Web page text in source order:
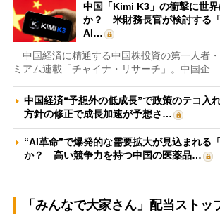
中国「Kimi K3」の衝撃に世
か？ 米財務長官が検討する
AI…
中国経済に精通する中国株投資の第一人者
ミアム連載「チャイナ・リサーチ」。中国企…
中国経済“予想外の低成長”で政策のテコ
方針の修正で成長加速が予想さ…
“AI革命”で爆発的な需要拡大が見込まれる
か？ 高い競争力を持つ中国の医薬品…
「みんなで大家さん」配当ストッ